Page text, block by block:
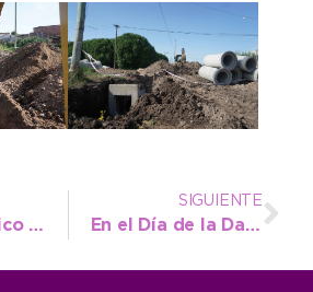
El mapa turístico de Necochea/Quequén se puede ver en garitas de colectivos
SIGUIENTE
En el Día de la Danza el Instituto Municipal presenta intervenciones en espacios públicos